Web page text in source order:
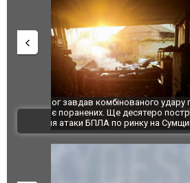
За 2000 кілометрів від
Єкатеринбурзі після атаки
склад Wildberries. ФОТО. ВІДЕО
ВІДЕО